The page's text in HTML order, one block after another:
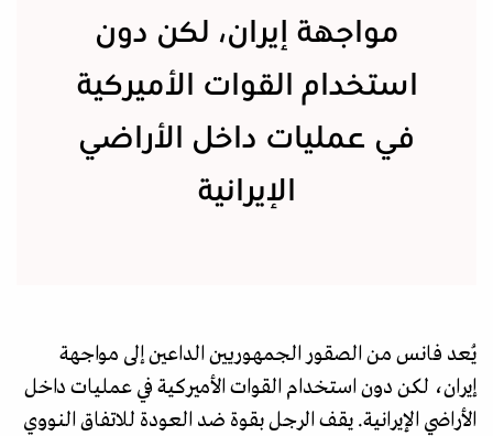
مواجهة إيران، لكن دون
استخدام القوات الأميركية
في عمليات داخل الأراضي
الإيرانية
يُعد فانس من الصقور الجمهوريين الداعين إلى مواجهة
إيران، لكن دون استخدام القوات الأميركية في عمليات داخل
الأراضي الإيرانية. يقف الرجل بقوة ضد العودة للاتفاق النووي